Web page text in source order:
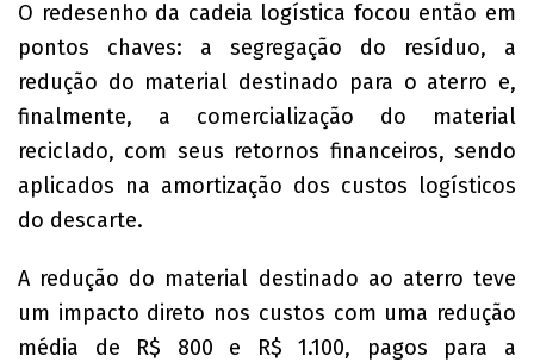
O redesenho da cadeia logística focou então em
pontos chaves: a segregação do resíduo, a
redução do material destinado para o aterro e,
finalmente, a comercialização do material
reciclado, com seus retornos financeiros, sendo
aplicados na amortização dos custos logísticos
do descarte.
A redução do material destinado ao aterro teve
um impacto direto nos custos com uma redução
média de R$ 800 e R$ 1.100, pagos para a